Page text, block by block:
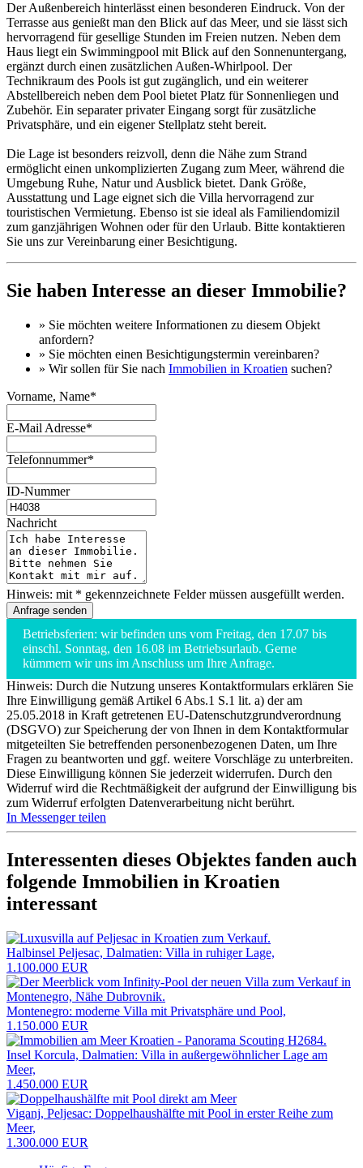
Der Außenbereich hinterlässt einen besonderen Eindruck. Von der
Terrasse aus genießt man den Blick auf das Meer, und sie lässt sich
hervorragend für gesellige Stunden im Freien nutzen. Neben dem
Haus liegt ein Swimmingpool mit Blick auf den Sonnenuntergang,
ergänzt durch einen zusätzlichen Außen-Whirlpool. Der
Technikraum des Pools ist gut zugänglich, und ein weiterer
Abstellbereich neben dem Pool bietet Platz für Sonnenliegen und
Zubehör. Ein separater privater Eingang sorgt für zusätzliche
Privatsphäre, und ein eigener Stellplatz steht bereit.
Die Lage ist besonders reizvoll, denn die Nähe zum Strand
ermöglicht einen unkomplizierten Zugang zum Meer, während die
Umgebung Ruhe, Natur und Ausblick bietet. Dank Größe,
Ausstattung und Lage eignet sich die Villa hervorragend zur
touristischen Vermietung. Ebenso ist sie ideal als Familiendomizil
zum ganzjährigen Wohnen oder für den Urlaub. Bitte kontaktieren
Sie uns zur Vereinbarung einer Besichtigung.
Sie haben Interesse an dieser Immobilie?
» Sie möchten weitere Informationen zu diesem Objekt
anfordern?
» Sie möchten einen Besichtigungstermin vereinbaren?
» Wir sollen für Sie nach Immobilien in Kroatien suchen?
Vorname, Name*
E-Mail Adresse*
Telefonnummer*
ID-Nummer
Nachricht
Hinweis: mit * gekennzeichnete Felder müssen ausgefüllt werden.
Betriebsferien: wir befinden uns vom Freitag, den 17.07 bis
einschl. Sonntag, den 16.08 im Betriebsurlaub. Gerne
kümmern wir uns im Anschluss um Ihre Anfrage.
Hinweis: Durch die Nutzung unseres Kontaktformulars erklären Sie
Ihre Einwilligung gemäß Artikel 6 Abs.1 S.1 lit. a) der am
25.05.2018 in Kraft getretenen EU-Datenschutzgrundverordnung
(DSGVO) zur Speicherung der von Ihnen in dem Kontaktformular
mitgeteilten Sie betreffenden personenbezogenen Daten, um Ihre
Fragen zu beantworten und ggf. weitere Vorschläge zu unterbreiten.
Diese Einwilligung können Sie jederzeit widerrufen. Durch den
Widerruf wird die Rechtmäßigkeit der aufgrund der Einwilligung bis
zum Widerruf erfolgten Datenverarbeitung nicht berührt.
In Messenger teilen
Interessenten dieses Objektes fanden auch
folgende Immobilien in Kroatien
interessant
Halbinsel Peljesac, Dalmatien: Villa in ruhiger Lage,
1.100.000 EUR
Montenegro: moderne Villa mit Privatsphäre und Pool,
1.150.000 EUR
Insel Korcula, Dalmatien: Villa in außergewöhnlicher Lage am
Meer,
1.450.000 EUR
Viganj, Peljesac: Doppelhaushälfte mit Pool in erster Reihe zum
Meer,
1.300.000 EUR